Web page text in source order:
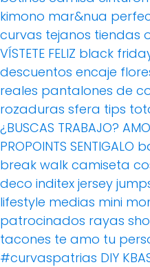
kimono mar&nua
curvas tejanos tiendas
VÍSTETE FELIZ black
descuentos encaje
reales pantalones de
rozaduras sfera tips
¿BUSCAS TRABAJO?
PROPOINTS SENTIGALO
break walk camiseta
deco inditex jersey
lifestyle medias mini
patrocinados rayas
tacones te amo tu
#curvaspatrias DIY